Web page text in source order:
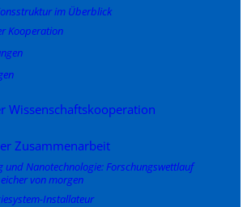
im Überblick
Kooperation
Wissenschaftskooperation
Zusammenarbeit
und Nanotechnologie: Forschungswettlauf
von morgen
Installateur